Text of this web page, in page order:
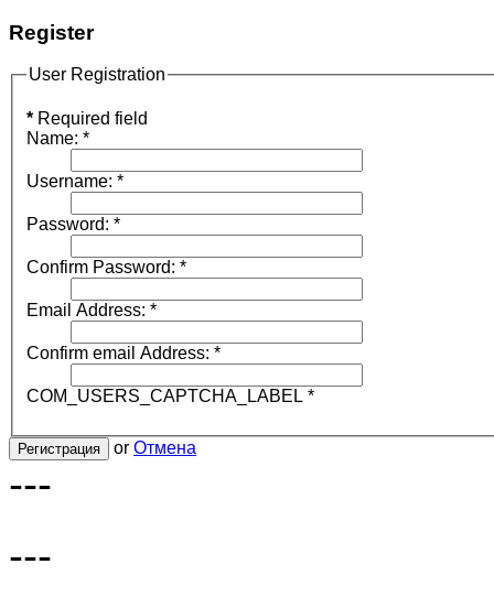
Register
User Registration
* Required field
Name: *
Username: *
Password: *
Confirm Password: *
Email Address: *
Confirm email Address: *
COM_USERS_CAPTCHA_LABEL *
Регистрация or Отмена
---
---